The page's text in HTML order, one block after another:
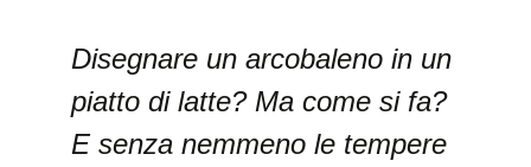
Disegnare un arcobaleno in un
piatto di latte? Ma come si fa?
E senza nemmeno le tempere